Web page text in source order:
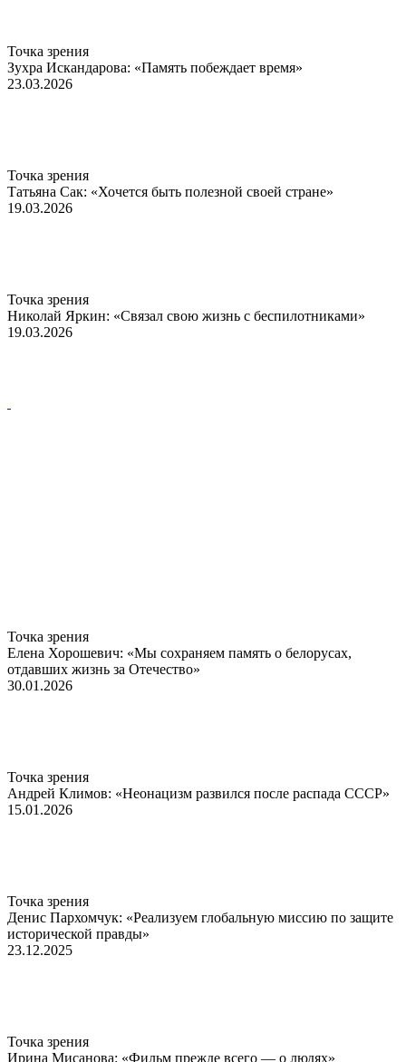
Точка зрения
Зухра Искандарова: «Память побеждает время»
23.03.2026
Точка зрения
Татьяна Сак: «Хочется быть полезной своей стране»
19.03.2026
Точка зрения
Николай Яркин: «Связал свою жизнь с беспилотниками»
19.03.2026
Точка зрения
Елена Хорошевич: «Мы сохраняем память о белорусах,
отдавших жизнь за Отечество»
30.01.2026
Точка зрения
Андрей Климов: «Неонацизм развился после распада СССР»
15.01.2026
Точка зрения
Денис Пархомчук: «Реализуем глобальную миссию по защите
исторической правды»
23.12.2025
Точка зрения
Ирина Мисанова: «Фильм прежде всего — о людях»